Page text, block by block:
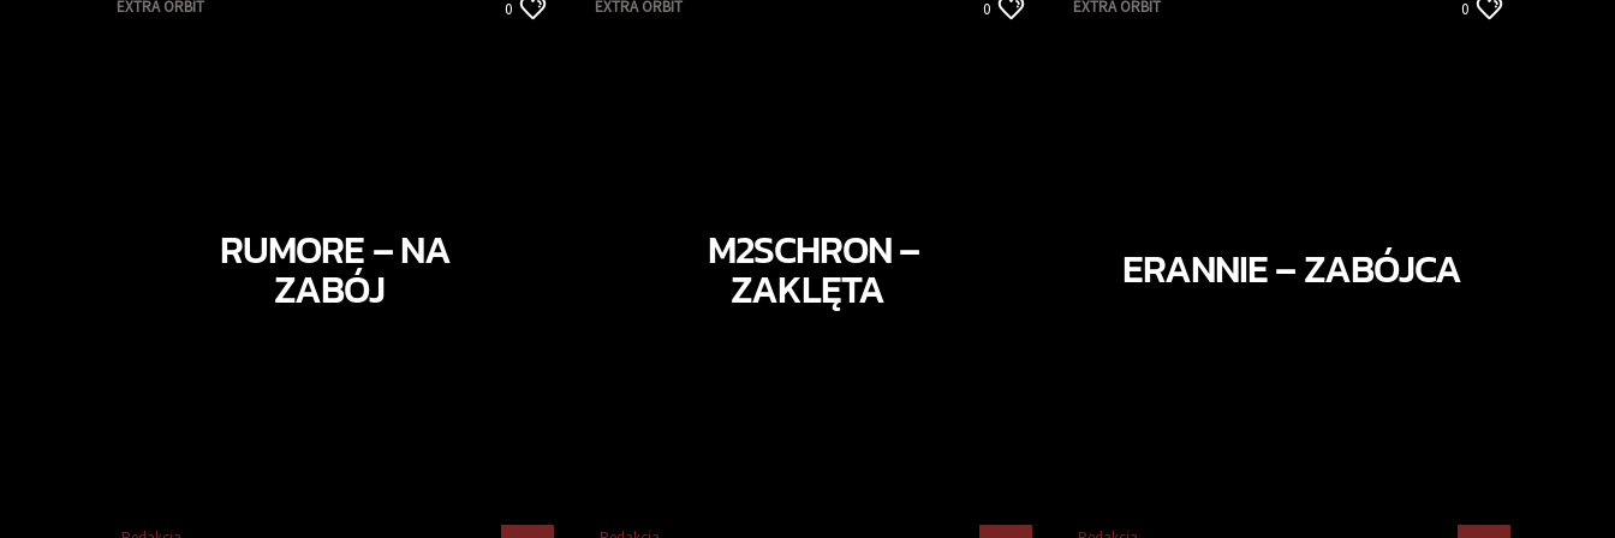
EXTRA ORBIT 0
RUMORE – NA
ZABÓJ
EXTRA ORBIT 0
M2SCHRON –
ZAKLĘTA
EXTRA ORBIT 0
ERANNIE – ZABÓJCA